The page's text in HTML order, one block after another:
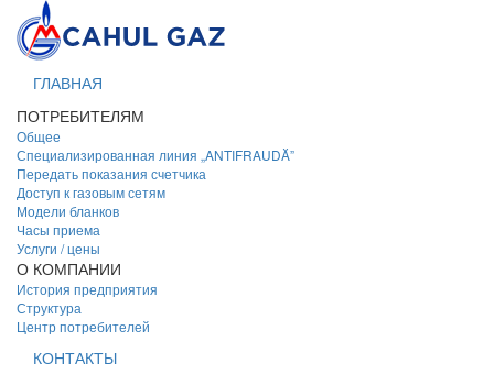
ГЛАВНАЯ
ПОТРЕБИТЕЛЯМ
Общее
Специализированная линия „ANTIFRAUDĂ”
Передать показания счетчика
Доступ к газовым сетям
Модели бланков
Часы приема
Услуги / цены
О КОМПАНИИ
История предприятия
Структура
Центр потребителей
КОНТАКТЫ